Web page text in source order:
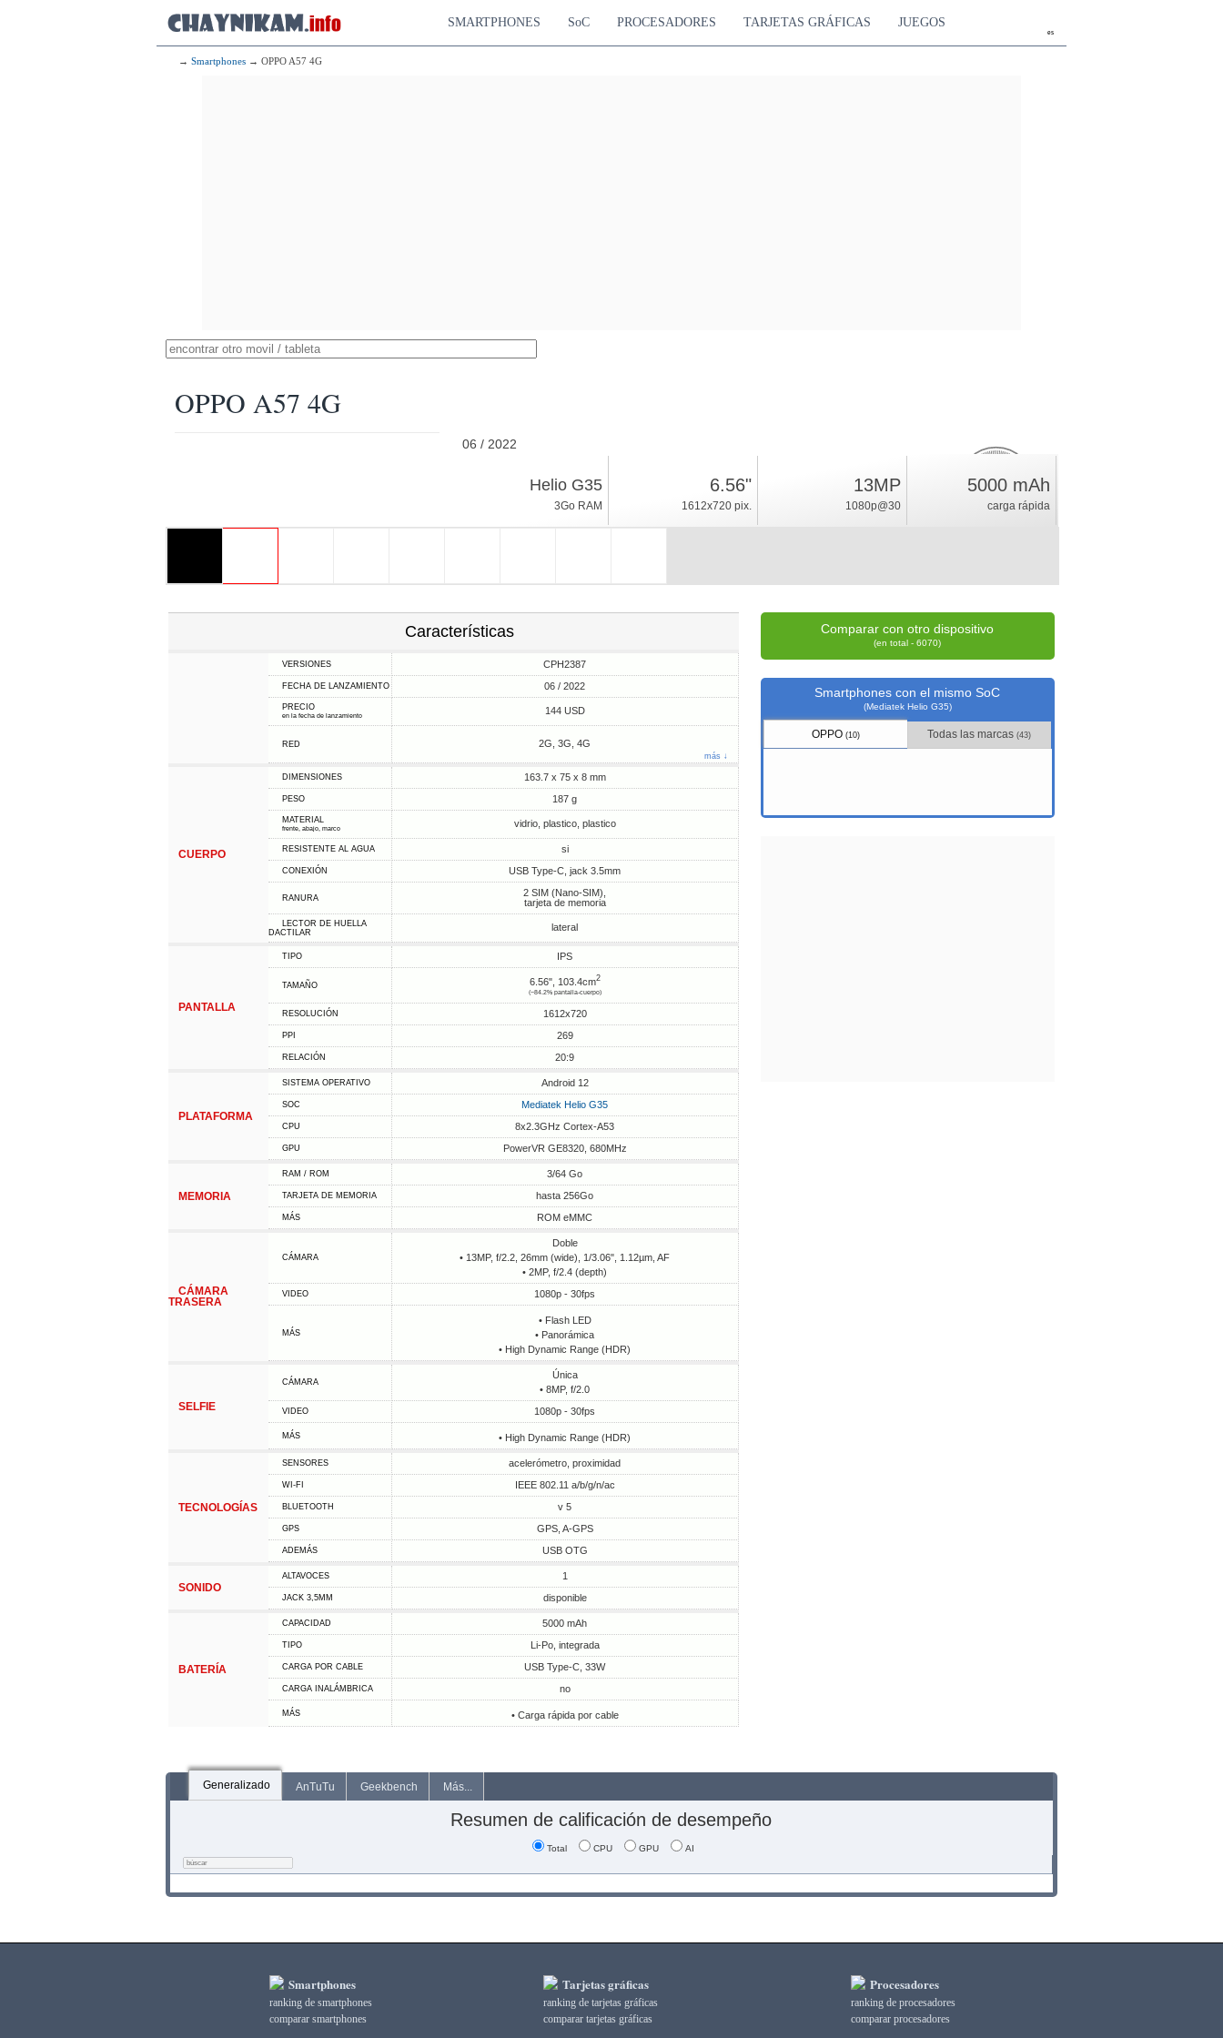
es
SMARTPHONES SoC PROCESADORES TARJETAS GRÁFICAS JUEGOS
→ Smartphones → OPPO A57 4G
OPPO A57 4G
06 / 2022
3.9%
índice
Helio G35
3Go RAM
6.56"
1612x720 pix.
13MP
1080p@30
5000 mAh
carga rápida
Características
VERSIONES CPH2387
FECHA DE LANZAMIENTO 06 / 2022
PRECIO
en la fecha de lanzamiento 144 USD
RED 2G, 3G, 4G
más ↓
CUERPO
DIMENSIONES 163.7 x 75 x 8 mm
PESO 187 g
MATERIAL
frente, abajo, marco vidrio, plastico, plastico
RESISTENTE AL AGUA si
CONEXIÓN USB Type-C, jack 3.5mm
RANURA
2 SIM (Nano-SIM),
tarjeta de memoria
LECTOR DE HUELLA
DACTILAR
lateral
PANTALLA
TIPO IPS
TAMAÑO 6.56", 103.4cm2
(~84.2% pantalla-cuerpo)
RESOLUCIÓN 1612x720
PPI 269
RELACIÓN 20:9
PLATAFORMA
SISTEMA OPERATIVO Android 12
SOC Mediatek Helio G35
CPU 8x2.3GHz Cortex-A53
GPU PowerVR GE8320, 680MHz
MEMORIA
RAM / ROM 3/64 Go
TARJETA DE MEMORIA hasta 256Go
MÁS ROM eMMC
CÁMARA
TRASERA
CÁMARA
Doble
• 13MP, f/2.2, 26mm (wide), 1/3.06", 1.12µm, AF
• 2MP, f/2.4 (depth)
VIDEO 1080p - 30fps
MÁS
• Flash LED
• Panorámica
• High Dynamic Range (HDR)
SELFIE
CÁMARA
Única
• 8MP, f/2.0
VIDEO 1080p - 30fps
MÁS • High Dynamic Range (HDR)
TECNOLOGÍAS
SENSORES acelerómetro, proximidad
WI-FI IEEE 802.11 a/b/g/n/ac
BLUETOOTH v 5
GPS GPS, A-GPS
ADEMÁS USB OTG
SONIDO
ALTAVOCES 1
JACK 3,5MM disponible
BATERÍA
CAPACIDAD 5000 mAh
TIPO Li-Po, integrada
CARGA POR CABLE USB Type-C, 33W
CARGA INALÁMBRICA no
MÁS • Carga rápida por cable
Comparar con otro dispositivo
(en total - 6070)
Smartphones con el mismo SoC
(Mediatek Helio G35)
OPPO (10) Todas las marcas(43)
Generalizado AnTuTu Geekbench Más...
Resumen de calificación de desempeño
Total CPU GPU AI
Smartphones
ranking de smartphones
comparar smartphones
Tarjetas gráficas
ranking de tarjetas gráficas
comparar tarjetas gráficas
Procesadores
ranking de procesadores
comparar procesadores